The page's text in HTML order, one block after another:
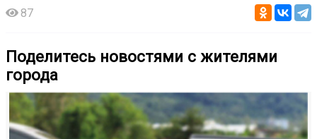
87
Поделитесь новостями с жителями
города